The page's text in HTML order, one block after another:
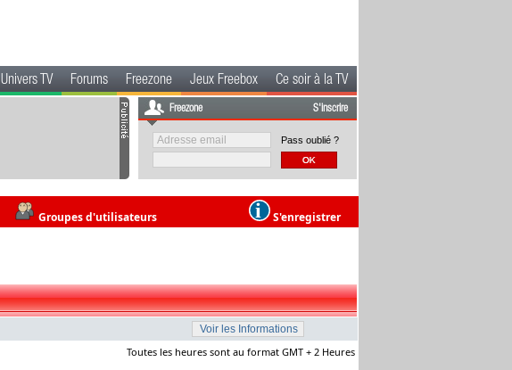
Univers TV Forums Freezone Jeux Freebox Ce soir à la TV
Freezone S'inscrire
Pass oublié ?
Groupes d'utilisateurs S'enregistrer
Toutes les heures sont au format GMT + 2 Heures